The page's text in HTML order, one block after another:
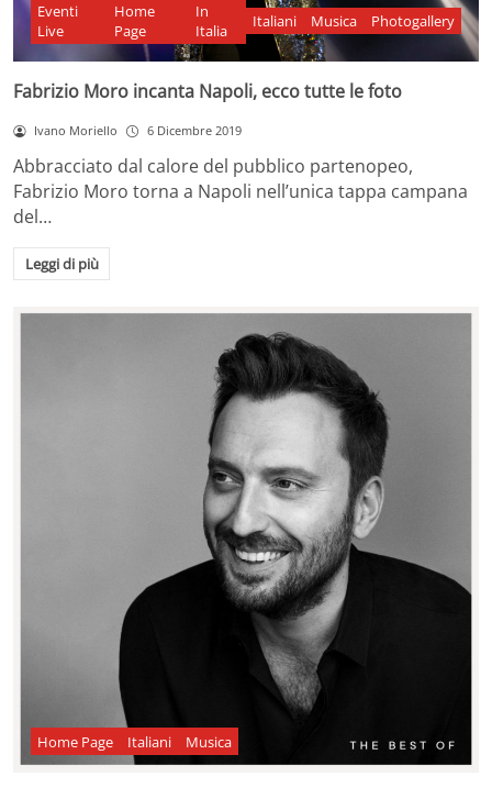
Eventi
Live
Home
Page
In
Italia
Italiani Musica Photogallery
Fabrizio Moro incanta Napoli, ecco tutte le foto
Ivano Moriello 6 Dicembre 2019
Abbracciato dal calore del pubblico partenopeo,
Fabrizio Moro torna a Napoli nell’unica tappa campana
del…
Leggi di più
Home Page Italiani Musica